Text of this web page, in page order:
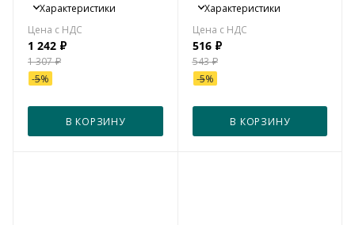
Характеристики
1 242 ₽
1 307₽
-5%
В КОРЗИНУ
Характеристики
516₽
543₽
-5%
В КОРЗИНУ